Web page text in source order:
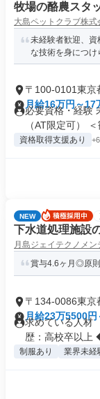
牧場の酪農スタ
大島ペットクラブ株式
未経験者歓迎、資
な技術を身につけ
〒100-0101東京
月給16万円～17
必要資格・経験
（AT限定可） ＜
資格取得支援あり
NEW
下水道処理施設
月島ジェイテクノメ
賞与4.6ヶ月◎原
〒134-0086東京
月給23万5500
求めている
歴：高校卒以上
制服あり 業界未経